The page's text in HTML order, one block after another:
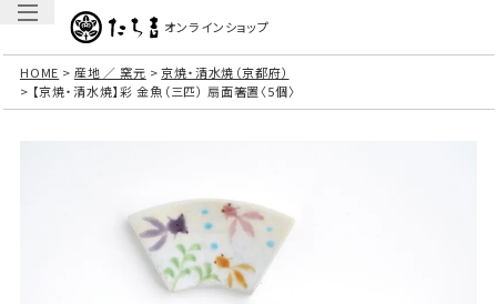
オンラインショップ
HOME 産地 ／ 窯元
京焼・清水焼（京都府）
【京焼・清水焼】彩 金魚（三匹） 扇面箸置〈5個〉